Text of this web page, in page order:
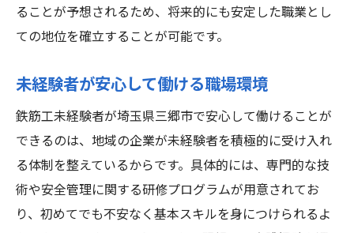
ることが予想されるため、将来的にも安定した職業とし
ての地位を確立することが可能です。
未経験者が安心して働ける職場環境
鉄筋工未経験者が埼玉県三郷市で安心して働けることが
できるのは、地域の企業が未経験者を積極的に受け入れ
る体制を整えているからです。具体的には、専門的な技
術や安全管理に関する研修プログラムが用意されてお
り、初めてでも不安なく基本スキルを身につけられるよ